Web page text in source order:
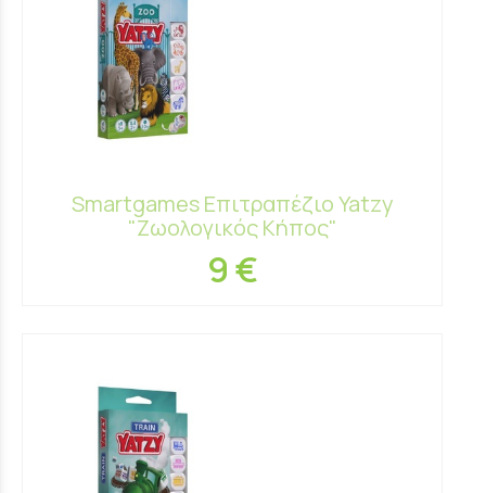
Smartgames Επιτραπέζιο Yatzy
"Ζωολογικός Κήπος"
9 €